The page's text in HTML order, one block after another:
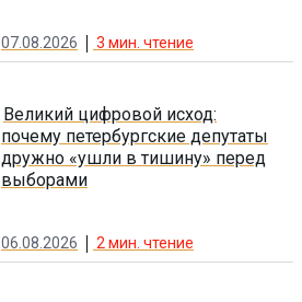
07.08.2026 3 мин. чтение
Великий цифровой исход:
почему петербургские депутаты
дружно «ушли в тишину» перед
выборами
06.08.2026 2 мин. чтение